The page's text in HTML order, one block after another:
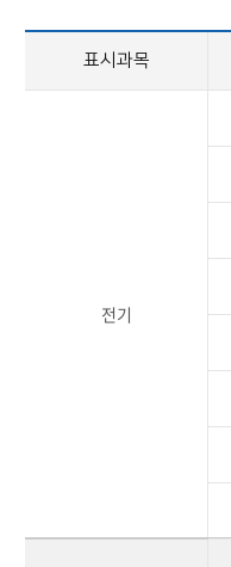
표시과목
전기